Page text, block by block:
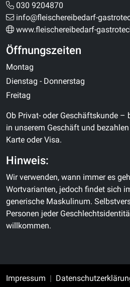
030 9204870
info@fleischereibedarf-
www.fleischereibedarf-
Öffnungszeiten
Montag
Dienstag - Donnerstag
Freitag
Ob Privat- oder Geschäftskunde –
in unserem Geschäft und
Karte oder Visa.
Hinweis:
Wir verwenden, wann immer es
Wortvarianten, jedoch findet sich
generische Maskulinum.
Personen jeder
willkommen.
Impressum